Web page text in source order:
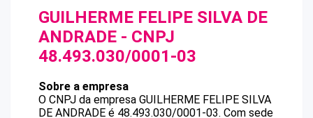
GUILHERME FELIPE SILVA DE
ANDRADE - CNPJ
48.493.030/0001-03
Sobre a empresa
O CNPJ da empresa GUILHERME FELIPE SILVA
DE ANDRADE é 48.493.030/0001-03. Com sede